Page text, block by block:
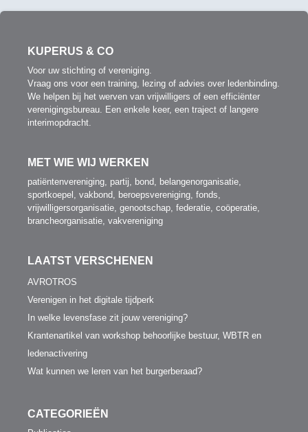
KUPERUS & CO
Voor uw stichting of vereniging.
Vraag ons voor een training, lezing of advies over ledenbinding.
We helpen bij het werven van vrijwilligers of een efficiënter
verenigingsbureau. Een enkele keer, een traject of langere
interimopdracht.
MET WIE WIJ WERKEN
patiëntenvereniging, partij, bond, belangenorganisatie,
sportkoepel, vakbond, beroepsvereniging, fonds,
vrijwilligersorganisatie, genootschap, federatie, coöperatie,
brancheorganisatie, vakvereniging
LAATST VERSCHENEN
AVROTROS
Verenigen in het digitale tijdperk
In welke levensfase zit jouw vereniging?
Krantenartikel van workshop behoorlijke bestuur, WBTR en
ledenactivering
Wat kunnen we leren van het burgerberaad?
CATEGORIEËN